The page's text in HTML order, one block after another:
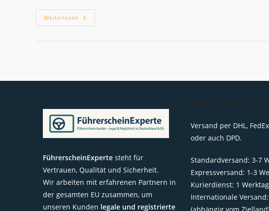
Weiterlesen Wie
Lange
FührerscheinExperte steht für
Vertrauen, Qualität und Sicherheit.
Wir arbeiten mit erfahrenen Partnern in
der gesamten EU zusammen, um
unseren Kunden legale und registrierte
Versand per DHL,
oder auch DPD.
Standardversand: 3-7
Expressversand: 1-3
Kurierdienst: 1
Internationale